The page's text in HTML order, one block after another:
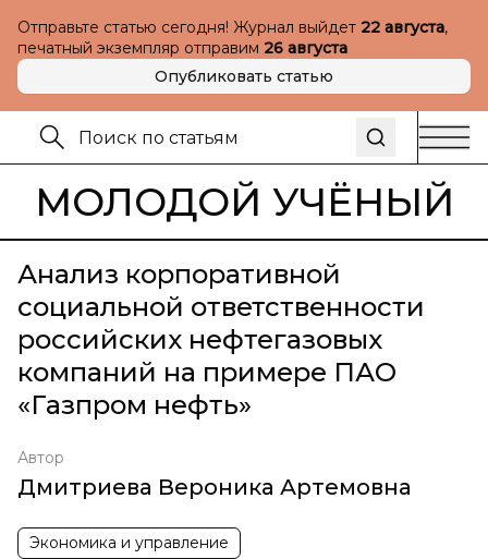
Отправьте статью сегодня! Журнал выйдет 22 августа,
печатный экземпляр отправим 26 августа
Опубликовать статью
МОЛОДОЙ УЧЁНЫЙ
Анализ корпоративной
социальной ответственности
российских нефтегазовых
компаний на примере ПАО
«Газпром нефть»
Автор
Дмитриева Вероника Артемовна
Экономика и управление